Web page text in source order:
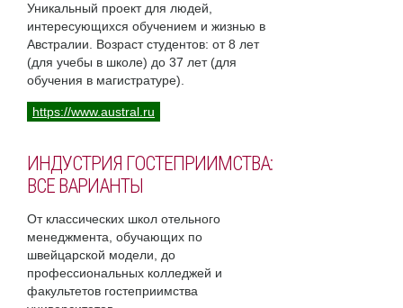
Уникальный проект для людей,
интересующихся обучением и жизнью в
Австралии. Возраст студентов: от 8 лет
(для учебы в школе) до 37 лет (для
обучения в магистратуре).
https://www.austral.ru
ИНДУСТРИЯ ГОСТЕПРИИМСТВА:
ВСЕ ВАРИАНТЫ
От классических школ отельного
менеджмента, обучающих по
швейцарской модели, до
профессиональных колледжей и
факультетов гостеприимства